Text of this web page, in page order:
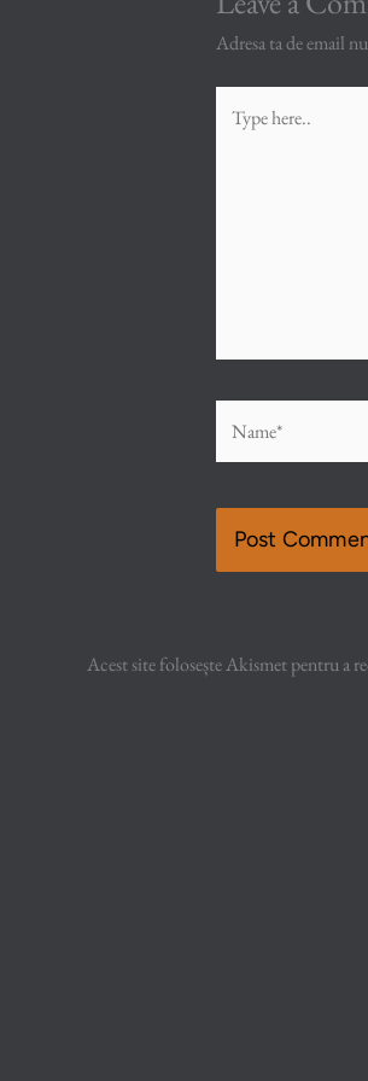
Adresa ta de email
here..
Acest site folosește Akismet pentru a